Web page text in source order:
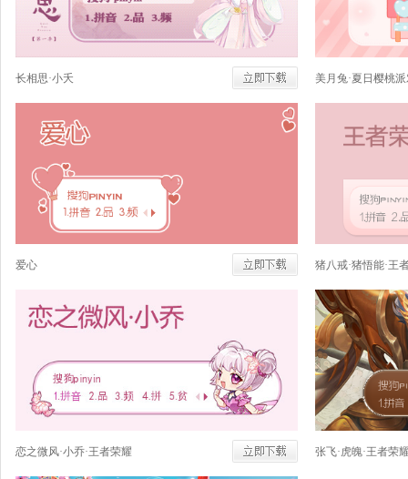
长相思·小夭 美月兔·夏日樱桃
爱心 猪八戒·猪悟能·王
恋之微风·小乔·王者荣耀 张飞·虎魄·王者荣